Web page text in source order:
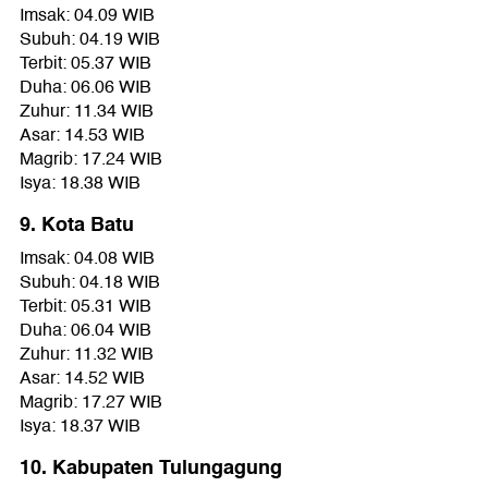
Imsak: 04.09 WIB
Subuh: 04.19 WIB
Terbit: 05.37 WIB
Duha: 06.06 WIB
Zuhur: 11.34 WIB
Asar: 14.53 WIB
Magrib: 17.24 WIB
Isya: 18.38 WIB
9. Kota Batu
Imsak: 04.08 WIB
Subuh: 04.18 WIB
Terbit: 05.31 WIB
Duha: 06.04 WIB
Zuhur: 11.32 WIB
Asar: 14.52 WIB
Magrib: 17.27 WIB
Isya: 18.37 WIB
10. Kabupaten Tulungagung